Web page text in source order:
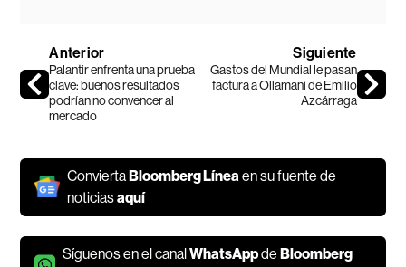
Anterior
Palantir enfrenta una prueba
clave: buenos resultados
podrían no convencer al
mercado
Siguiente
Gastos del Mundial le pasan
factura a Ollamani de Emilio
Azcárraga
ConviertaBloomberg Línea en su fuente de
noticiasaquí
Síguenos en el canalWhatsAppdeBloomberg